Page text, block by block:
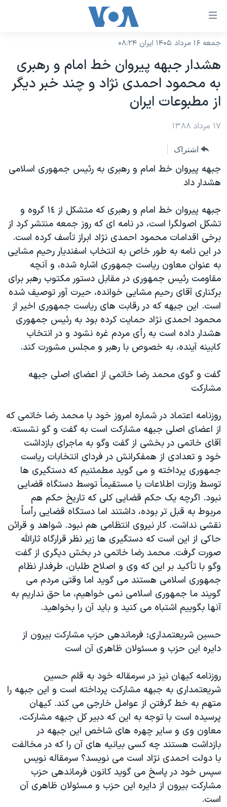
لینکهای
دسترسی
جهش
محتوای
اصلی
صفحه
جهش
به
نسخه سبک وب‌سایت
موضوع ها
آمریکا
جهان
گزیده‌ها
ویدیوها
فرهنگ و زندگی
حقوق شهروندی
اقتصادی
علم و فناوری
اسرائیل در جنگ
گالری عکس
آرشیو پخش زنده
برنامه های تلویزیونی
جدول برنامه ها
صفحه‌های ویژه
جام جهانی ۲۰۲۶
عملیات خشم حماسی
بایگانی برنامه‌های تلویزیونی
مستندها
انتخابات ریاست جمهوری آمریکا ۲۰۲۴
حمله جمهوری اسلامی به اسرائیل
رمز مهسا
ورزش زنان در ایران
اعتراضات زن، زندگی، آزادی
مجموعه مستندهای دادخواهی
دادگاه حمید نوری
قانون شفافیت دارائی کادر رهبری ایران
اعتراضات مردمی آبان ۹۸
اسرائیل در جنگ
نرگس محمدی برنده جایزه نوبل صلح
همایش محافظه‌کاران آمریکا «سی‌پک»
صفحه‌های ویژه
سفر پرزیدنت ترامپ به چین
فرکانس‌های صدای آمریکا
پخش رادیویی
یادگیری زبان انگلیسی
دنبال کنید
زبانهای مختلف
جمعه ۱۶ مرداد ۱۴۰۵ ایران ۰۸:۲۴
هشدار جبهه پيروان خط امام و رهبری
به محمود احمدی نژاد و چند خبر ديگر
از مطبوعات ايران
۱۷ مرداد ۱۳۸۸
اشتراک
جبهه پيروان خط امام و رهبری به رئيس جمهوری اسلامی
هشدار داد
جبهه پيروان خط امام و رهبری که متشکل از ١٤ گروه و
تشکل اصولگرا است، در نامه ای که روز جمعه منتشر کرد از
برخی اقدامات محمود احمدی نژاد ابراز تأسف کرده است.
در اين نامه به طور خاص به انتخاب اسفنديار رحيم مشايی
به عنوان معاون رياست جمهوری اشاره شده، و آنچه
مقاومت رئيس جمهوری در مقابل دستور مکتوب رهبر برای
برکناری آقای رحيم مشايی خوانده، حيرت آور توصيف شده
است. اين جبهه که در رقابت های رياست جمهوری اخير از
محمود احمدی نژاد حمايت کرده بود به رئيس جمهوری
هشدار داده است به رأی مردم غره نشود و در انتخاب
کابينه آينده، به خصوص با رهبر و مجلس مشورت کند.
گفت و گوی محمد رضا خاتمی از اعضای اصلی جبهه
مشارکت
روزنامه اعتماد در شماره امروز خود با محمد رضا خاتمی که
از اعضای اصلی جبهه مشارکت است به گفت و گو نشسته.
آقای خاتمی در بخشی از گفت وگو به ماجرای بازداشت
خود و تعدادی از همفکرانش در فردای انتخابات رياست
جمهوری پرداخته و می گويد مطمئنيم که دستگيری ها
توسط وزارت اطلاعات يا مستقيماً توسط دستگاه قضايی
نبود. اگرچه يک حکم قضايی کلی که تاريخ حکم هم
مربوط به قبل تر بوده، داشتند اما دستگاه قضايی رأساً
نقشی نداشت. کار نيروی انتظامی هم نبود. شواهد و قرائن
حاکی از اين است که دستگيری ها زير نظر قرارگاه ثارالله
صورت گرفت. محمد رضا خاتمی در بخش ديگری از گفت
وگو با تأکيد بر اين که وی و اصلاح طلبان، طرفدار نظام
جمهوری اسلامی هستند می گويد اما وقتی مردم می
گويند ما جمهوری اسلامی نمی خواهيم، ما حق نداريم به
آنها بگوييم اشتباه می کنيد و بايد آن را بخواهيد.
حسين شريعتمداری: فرماندهی حزب مشاركت بيرون از
دايره اين حزب و مسئولان ظاهری آن است
روزنامه کيهان نيز در سرمقاله خود به قلم حسين
شريعتمداری به جبهه مشارکت پرداخته است و اين جبهه را
متهم به خط گرفتن از عوامل خارجی می کند. کيهان
پرسيده است با توجه به اين که دبير کل جبهه مشارکت،
معاون وی و ساير چهره های شاخص اين جبهه در
بازداشت هستند چه کسی بيانيه های آن را که در مخالفت
با دولت احمدی نژاد است می نويسد؟ سرمقاله نويس
سپس خود در پاسخ می گويد كانون فرماندهی حزب
مشاركت بيرون از دايره اين حزب و مسئولان ظاهری آن
است.